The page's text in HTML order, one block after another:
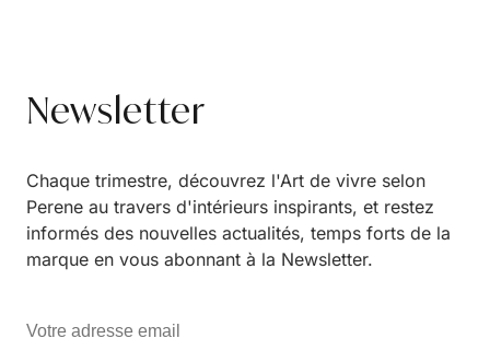
Newsletter
Chaque trimestre, découvrez l'Art de vivre selon
Perene au travers d'intérieurs inspirants, et restez
informés des nouvelles actualités, temps forts de la
marque en vous abonnant à la Newsletter.